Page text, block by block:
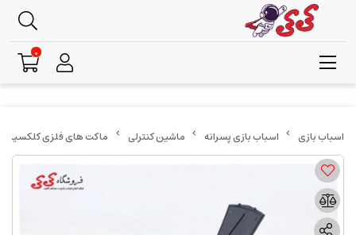
اسباب بازی پسرانه ماشین کنترلی ماکت های فلزی
0